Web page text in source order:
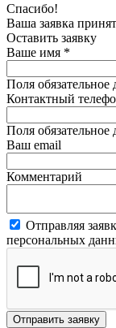
Спасибо!
Ваша заявка
Оставить заявку
Ваше имя *
Поля обязательное
Контактный
Поля обязательное
Ваш email
Комментарий
Отправляя
персональных
Отправить заявку